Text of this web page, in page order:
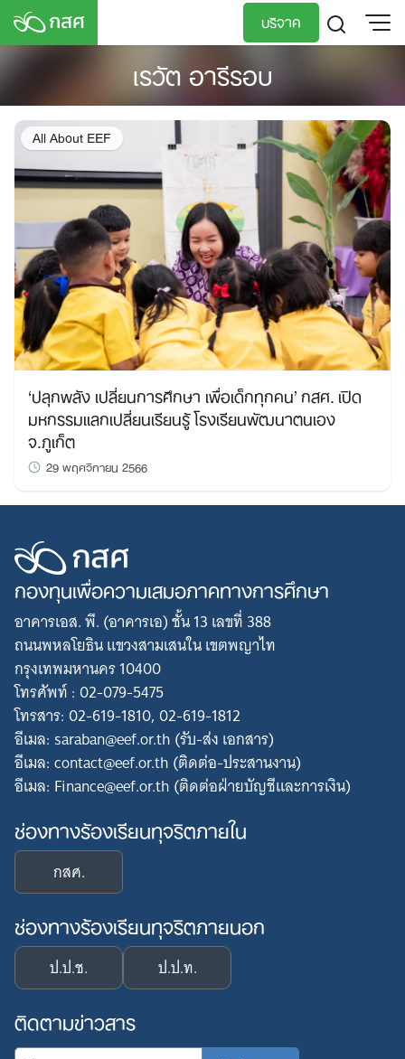
Skip
content
บริจาค
TH
เรวัต อารีรอบ
All About EEF
‘ปลุกพลัง เปลี่ยนการศึกษา เพื่อเด็กทุกคน’ กสศ. เปิด
มหกรรมแลกเปลี่ยนเรียนรู้ โรงเรียนพัฒนาตนเอง
จ.ภูเก็ต
29 พฤศจิกายน 2566
กองทุนเพื่อความเสมอภาคทางการศึกษา
อาคารเอส. พี. (อาคารเอ) ชั้น 13 เลขที่ 388
ถนนพหลโยธิน แขวงสามเสนใน เขตพญาไท
กรุงเทพมหานคร 10400
โทรศัพท์ : 02-079-5475
โทรสาร: 02-619-1810, 02-619-1812
อีเมล: saraban@eef.or.th (รับ-ส่ง เอกสาร)
อีเมล: contact@eef.or.th (ติดต่อ-ประสานงาน)
อีเมล: Finance@eef.or.th (ติดต่อฝ่ายบัญชีและการเงิน)
ช่องทางร้องเรียนทุจริตภายใน
กสศ.
ช่องทางร้องเรียนทุจริตภายนอก
ป.ป.ช. ป.ป.ท.
ติดตามข่าวสาร